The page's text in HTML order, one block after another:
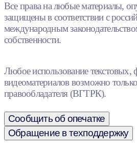
Все права на любые материалы,
защищены в соответствии с
международным
собственности.
Любое использование текстовых,
видеоматериалов возможно
правообладателя (ВГТРК).
Сообщить об опечатке
Обращение в техподдержку